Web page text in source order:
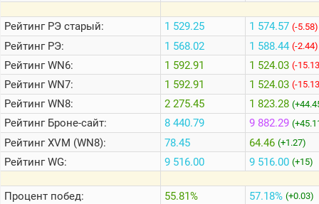
Теlegram
ВК
Портал
Мира
Танков
РейтингРЭ старый:
РейтингРЭ:
РейтингWN6:
РейтингWN7:
РейтингWN8:
РейтингБроне-сайт:
РейтингXVM (WN8):
РейтингWG:
Процент побед:
1 529.25
1 568.02
1 592.91
1 592.91
2 275.45
8 440.79
78.45
9 516.00
55.81%
1 574.57 (-5.58)
1 588.44 (-2.44)
1 524.03 (-
1 524.03 (-
1 823.28
9 882.29
64.46 (+1.27)
9 516.00 (+15)
57.18% (+0.03)